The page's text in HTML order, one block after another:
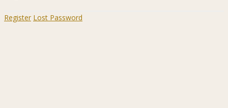
Register Lost Password